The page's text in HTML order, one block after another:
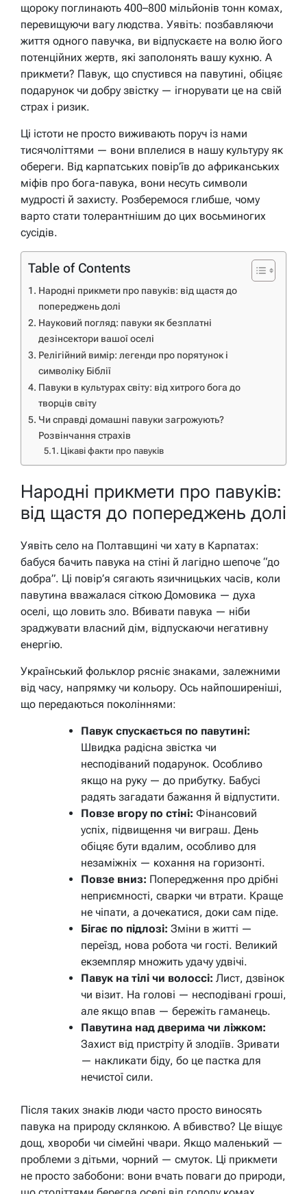
щороку поглинають 400–800 мільйонів тонн комах,
перевищуючи вагу людства. Уявіть: позбавляючи
життя одного павучка, ви відпускаєте на волю його
потенційних жертв, які заполонять вашу кухню. А
прикмети? Павук, що спустився на павутині, обіцяє
подарунок чи добру звістку — ігнорувати це на свій
страх і ризик.
Ці істоти не просто виживають поруч із нами
тисячоліттями — вони вплелися в нашу культуру як
обереги. Від карпатських повір’їв до африканських
міфів про бога-павука, вони несуть символи
мудрості й захисту. Розберемося глибше, чому
варто стати толерантнішим до цих восьминогих
сусідів.
Table of Contents
Народні прикмети про павуків: від щастя до
попереджень долі
Науковий погляд: павуки як безплатні
дезінсектори вашої оселі
Релігійний вимір: легенди про порятунок і
символіку Біблії
Павуки в культурах світу: від хитрого бога до
творців світу
Чи справді домашні павуки загрожують?
Розвінчання страхів
Цікаві факти про павуків
Народні прикмети про павуків:
від щастя до попереджень долі
Уявіть село на Полтавщині чи хату в Карпатах:
бабуся бачить павука на стіні й лагідно шепоче “до
добра”. Ці повір’я сягають язичницьких часів, коли
павутина вважалася сіткою Домовика — духа
оселі, що ловить зло. Вбивати павука — ніби
зраджувати власний дім, відпускаючи негативну
енергію.
Український фольклор рясніє знаками, залежними
від часу, напрямку чи кольору. Ось найпоширеніші,
що передаються поколіннями:
Павук спускається по павутині:
Швидка радісна звістка чи
несподіваний подарунок. Особливо
якщо на руку — до прибутку. Бабусі
радять загадати бажання й відпустити.
Повзе вгору по стіні: Фінансовий
успіх, підвищення чи виграш. День
обіцяє бути вдалим, особливо для
незаміжніх — кохання на горизонті.
Повзе вниз: Попередження про дрібні
неприємності, сварки чи втрати. Краще
не чіпати, а дочекатися, доки сам піде.
Бігає по підлозі: Зміни в житті —
переїзд, нова робота чи гості. Великий
екземпляр множить удачу удвічі.
Павук на тілі чи волоссі: Лист, дзвінок
чи візит. На голові — несподівані гроші,
але якщо впав — бережіть гаманець.
Павутина над дверима чи ліжком:
Захист від пристріту й злодіїв. Зривати
— накликати біду, бо це пастка для
нечистої сили.
Після таких знаків люди часто просто виносять
павука на природу склянкою. А вбивство? Це віщує
дощ, хвороби чи сімейні чвари. Якщо маленький —
проблеми з дітьми, чорний — смуток. Ці прикмети
не просто забобони: вони вчать поваги до природи,